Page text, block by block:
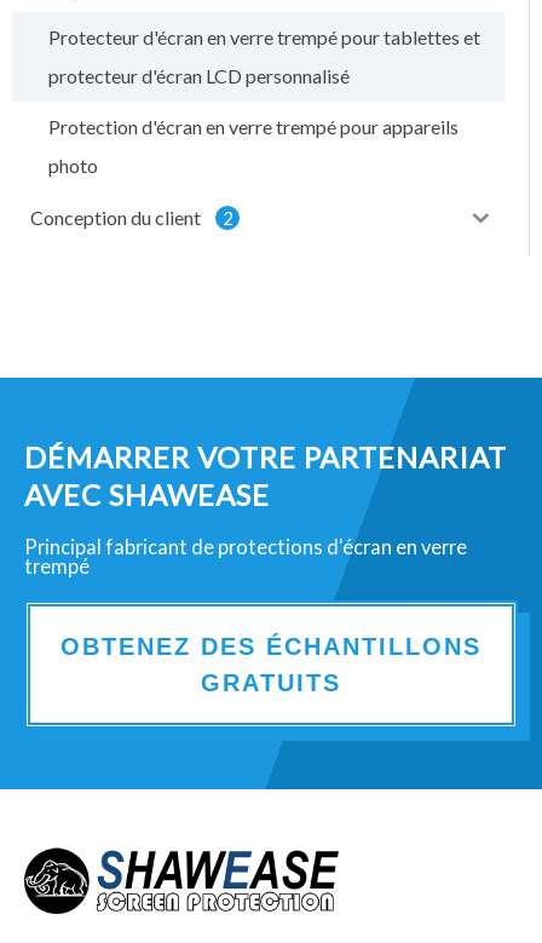
Protecteur d'écran en verre trempé pour tablettes et
protecteur d'écran LCD personnalisé
Protection d'écran en verre trempé pour appareils
photo
Conception du client 2
DÉMARRER VOTRE PARTENARIAT
AVEC SHAWEASE
Principal fabricant de protections d'écran en verre
trempé
OBTENEZ DES ÉCHANTILLONS
GRATUITS